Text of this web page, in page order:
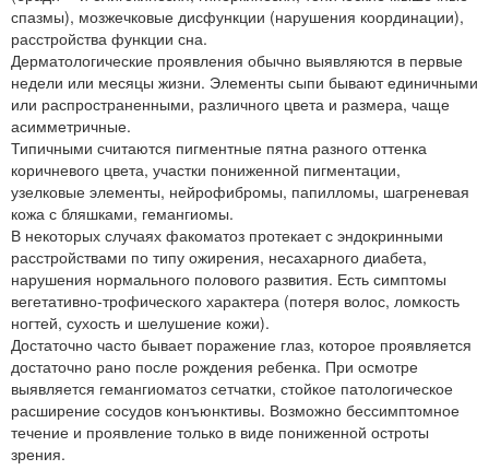
спазмы), мозжечковые дисфункции (нарушения координации),
расстройства функции сна.
Дерматологические проявления обычно выявляются в первые
недели или месяцы жизни. Элементы сыпи бывают единичными
или распространенными, различного цвета и размера, чаще
асимметричные.
Типичными считаются пигментные пятна разного оттенка
коричневого цвета, участки пониженной пигментации,
узелковые элементы, нейрофибромы, папилломы, шагреневая
кожа с бляшками, гемангиомы.
В некоторых случаях факоматоз протекает с эндокринными
расстройствами по типу ожирения, несахарного диабета,
нарушения нормального полового развития. Есть симптомы
вегетативно-трофического характера (потеря волос, ломкость
ногтей, сухость и шелушение кожи).
Достаточно часто бывает поражение глаз, которое проявляется
достаточно рано после рождения ребенка. При осмотре
выявляется гемангиоматоз сетчатки, стойкое патологическое
расширение сосудов конъюнктивы. Возможно бессимптомное
течение и проявление только в виде пониженной остроты
зрения.